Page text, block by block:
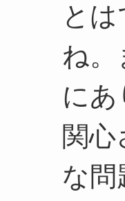
と
ね。
に
関
な問